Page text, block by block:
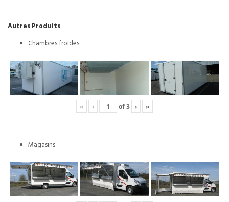
Autres Produits
Chambres froides
« ‹ of3 › »
Magasins